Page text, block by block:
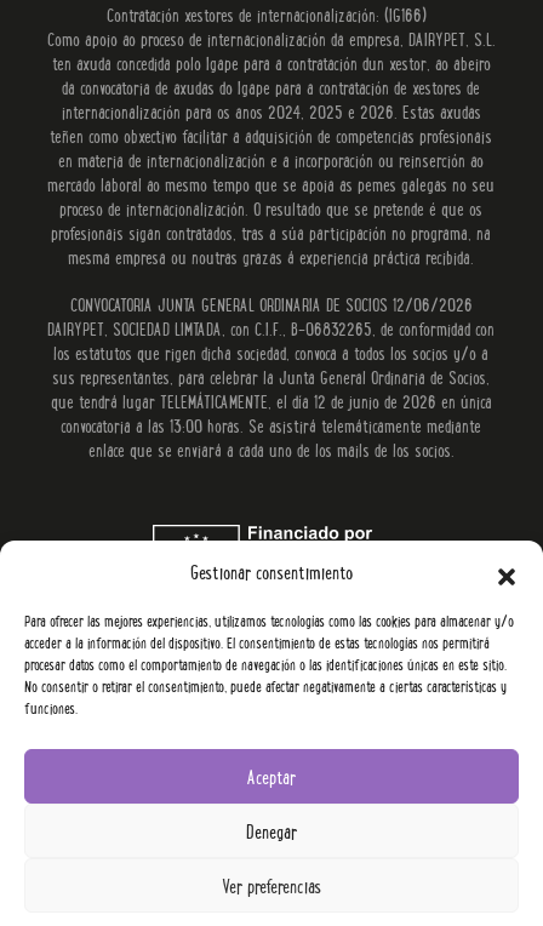
Gestionar consentimiento
Para ofrecer las mejores experiencias, utilizamos tecnologías como las cookies para almacenar y/o
acceder a la información del dispositivo. El consentimiento de estas tecnologías nos permitirá
procesar datos como el comportamiento de navegación o las identificaciones únicas en este sitio.
No consentir o retirar el consentimiento, puede afectar negativamente a ciertas características y
funciones.
Aceptar
Denegar
Ver preferencias
Contratación xestores de internacionalización: (IG166)
Como apoio ao proceso de internacionalización da empresa, DAIRYPET, S.L.
ten axuda concedida polo Igape para a contratación dun xestor, ao abeiro
da convocatoria de axudas do Igape para a contratación de xestores de
internacionalización para os anos 2024, 2025 e 2026. Estas axudas
teñen como obxectivo facilitar a adquisición de competencias profesionais
en materia de internacionalización e a incorporación ou reinserción ao
mercado laboral ao mesmo tempo que se apoia as pemes galegas no seu
proceso de internacionalización. O resultado que se pretende é que os
profesionais sigan contratados, tras a súa participación no programa, na
mesma empresa ou noutras grazas á experiencia práctica recibida.
CONVOCATORIA JUNTA GENERAL ORDINARIA DE SOCIOS 12/06/2026
DAIRYPET, SOCIEDAD LIMTADA, con C.I.F., B-06832265, de conformidad con
los estatutos que rigen dicha sociedad, convoca a todos los socios y/o a
sus representantes, para celebrar la Junta General Ordinaria de Socios,
que tendrá lugar TELEMÁTICAMENTE, el día 12 de junio de 2026 en única
convocatoria a las 13:00 horas. Se asistirá telemáticamente mediante
enlace que se enviará a cada uno de los mails de los socios.
YowUp 2026.
Política de privacidad y aviso legal
Subvenciones